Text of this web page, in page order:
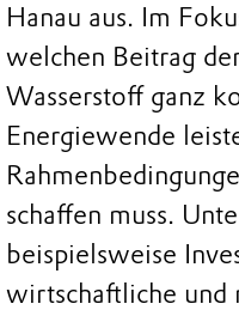
Hanau aus. Im
welchen Beitrag
Wasserstoff ganz
Energiewende
schaffen muss.
beispielsweise
wirtschaftliche und